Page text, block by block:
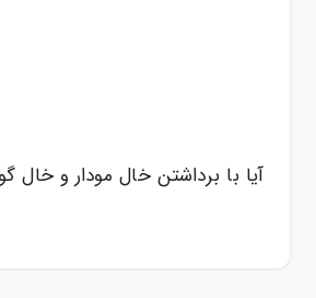
آیا با برداشتن خال مودار و